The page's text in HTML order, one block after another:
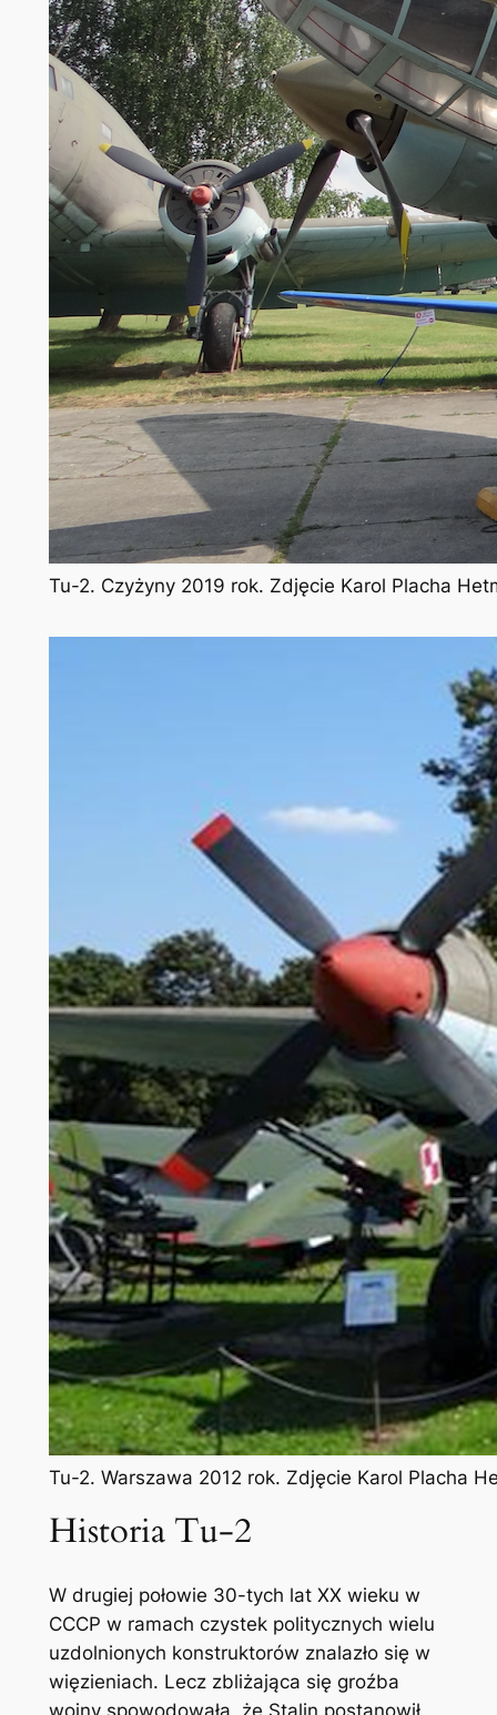
Tu-2. Czyżyny 2019 rok. Zdjęcie Karol Placha
Tu-2. Warszawa 2012 rok. Zdjęcie Karol Placha
Historia Tu-2
W drugiej połowie 30-tych lat XX wieku w
CCCP w ramach czystek politycznych wielu
uzdolnionych konstruktorów znalazło się w
więzieniach. Lecz zbliżająca się groźba
wojny spowodowała, że Stalin postanowił